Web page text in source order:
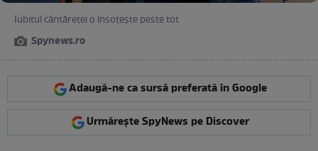
Iubitul cântăreței o însoțește peste tot
Spynews.ro
Adaugă-ne ca sursă preferată în Google
Urmărește SpyNews pe Discover